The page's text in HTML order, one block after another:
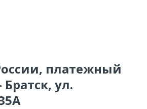
платежный
ул.